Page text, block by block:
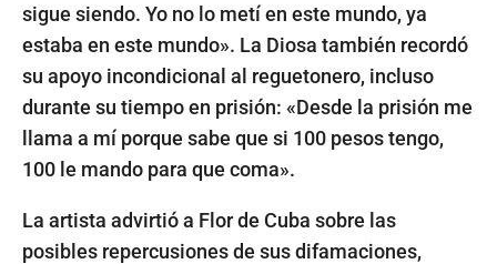
sigue siendo. Yo no lo metí en este mundo, ya
estaba en este mundo». La Diosa también recordó
su apoyo incondicional al reguetonero, incluso
durante su tiempo en prisión: «Desde la prisión me
llama a mí porque sabe que si 100 pesos tengo,
100 le mando para que coma».
La artista advirtió a Flor de Cuba sobre las
posibles repercusiones de sus difamaciones,